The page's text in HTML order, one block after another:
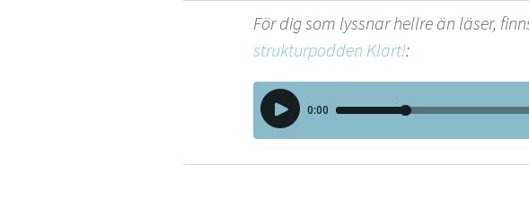
För dig som lyssnar hellre än läser,
strukturpodden Klart!: